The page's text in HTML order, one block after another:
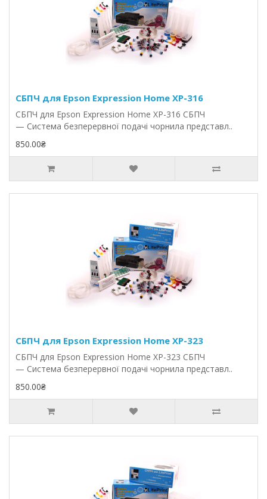
СБПЧ для Epson Expression Home XP-316
СБПЧ для Epson Expression Home XP-316 СБПЧ
— Система безперервної подачі чорнила представл..
850.00₴
СБПЧ для Epson Expression Home XP-323
СБПЧ для Epson Expression Home XP-323 СБПЧ
— Система безперервної подачі чорнила представл..
850.00₴